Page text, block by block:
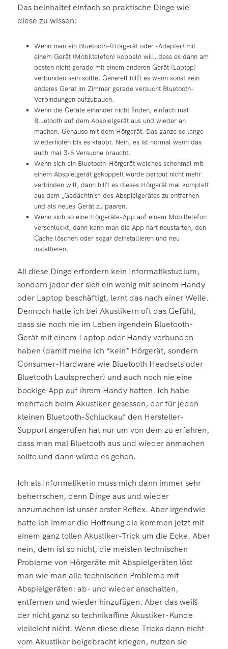
Das beinhaltet einfach so praktische Dinge wie
diese zu wissen:
Wenn man ein Bluetooth-(Hörgerät oder -Adapter) mit
einem Gerät (Mobiltelefon) koppeln will, dass es dann am
besten nicht gerade mit einem anderen Gerät (Laptop)
verbunden sein sollte. Generell hilft es wenn sonst kein
anderes Gerät im Zimmer gerade versucht Bluetooth-
Verbindungen aufzubauen.
Wenn die Geräte einander nicht finden, einfach mal
Bluetooth auf dem Abspielgerät aus und wieder an
machen. Genauso mit dem Hörgerät. Das ganze so lange
wiederholen bis es klappt. Nein, es ist normal wenn das
auch mal 3-5 Versuche braucht.
Wenn sich ein Bluetooth-Hörgerät welches schonmal mit
einem Abspielgerät gekoppelt wurde partout nicht mehr
verbinden will, dann hilft es dieses Hörgerät mal komplett
aus dem „Gedächtnis“ des Abspielgerätes zu entfernen
und als neues Gerät zu paaren.
Wenn sich so eine Hörgeräte-App auf einem Mobiltelefon
verschluckt, dann kann man die App hart neustarten, den
Cache löschen oder sogar deinstallieren und neu
installieren.
All diese Dinge erfordern kein Informatikstudium,
sondern jeder der sich ein wenig mit seinem Handy
oder Laptop beschäftigt, lernt das nach einer Weile.
Dennoch hatte ich bei Akustikern oft das Gefühl,
dass sie noch nie im Leben irgendein Bluetooth-
Gerät mit einem Laptop oder Handy verbunden
haben (damit meine ich *kein* Hörgerät, sondern
Consumer-Hardware wie Bluetooth Headsets oder
Bluetooth Lautsprecher) und auch noch nie eine
bockige App auf ihrem Handy hatten. Ich habe
mehrfach beim Akustiker gesessen, der für jeden
kleinen Bluetooth-Schluckauf den Hersteller-
Support angerufen hat nur um von dem zu erfahren,
dass man mal Bluetooth aus und wieder anmachen
sollte und dann würde es gehen.
Ich als Informatikerin muss mich dann immer sehr
beherrschen, denn Dinge aus und wieder
anzumachen ist unser erster Reflex. Aber irgendwie
hatte ich immer die Hoffnung die kommen jetzt mit
einem ganz tollen Akustiker-Trick um die Ecke. Aber
nein, dem ist so nicht, die meisten technischen
Probleme von Hörgeräte mit Abspielgeräten löst
man wie man alle technischen Probleme mit
Abspielgeräten: ab- und wieder anschalten,
entfernen und wieder hinzufügen. Aber das weiß
der nicht ganz so technikaffine Akustiker-Kunde
vielleicht nicht. Wenn diese diese Tricks dann nicht
vom Akustiker beigebracht kriegen, nutzen sie